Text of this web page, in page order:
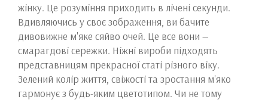
жінку. Це розуміння приходить в лічені секунди.
Вдивляючись у своє зображення, ви бачите
дивовижне м'яке сяйво очей. Це все вони —
смарагдові сережки. Ніжні вироби підходять
представницям прекрасної статі різного віку.
Зелений колір життя, свіжості та зростання м'яко
гармонує з будь-яким цветотипом. Чи не тому